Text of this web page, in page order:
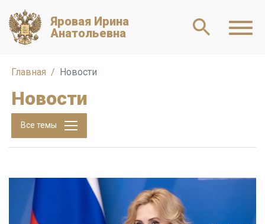
Яровая Ирина
Анатольевна
Главная Новости
Новости
Все темы